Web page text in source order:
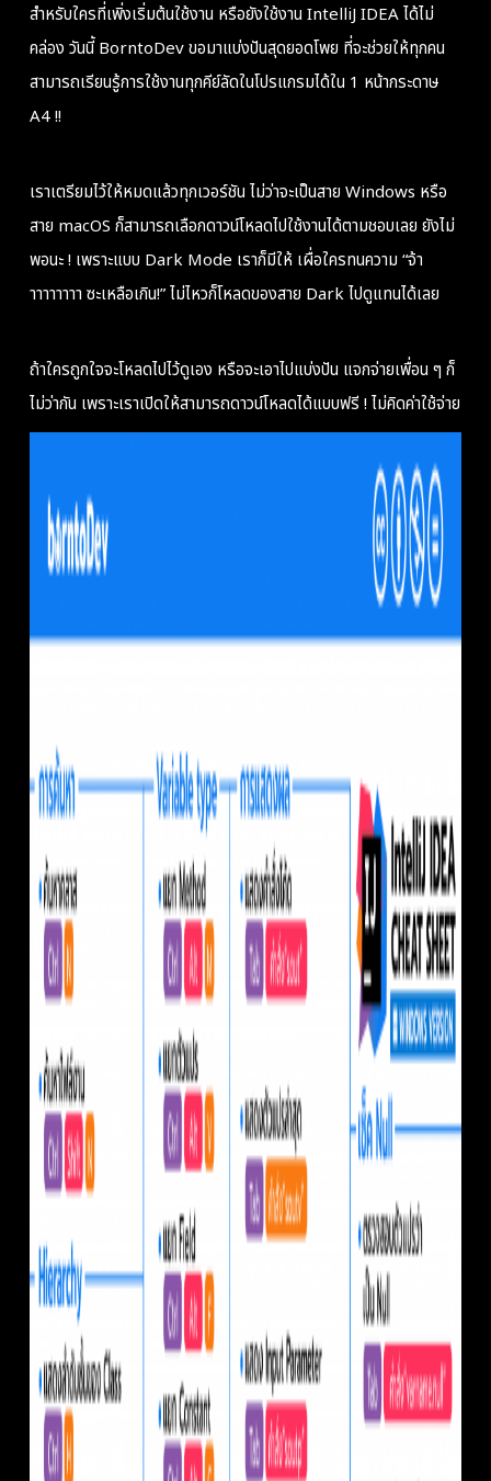
สำหรับใครที่เพิ่งเริ่มต้นใช้งาน หรือยังใช้งาน IntelliJ IDEA ได้ไม่
คล่อง วันนี้ BorntoDev ขอมาแบ่งปันสุดยอดโพย ที่จะช่วยให้ทุกคน
สามารถเรียนรู้การใช้งานทุกคีย์ลัดในโปรแกรมได้ใน 1 หน้ากระดาษ
A4 !!
เราเตรียมไว้ให้หมดแล้วทุกเวอร์ชัน ไม่ว่าจะเป็นสาย Windows หรือ
สาย macOS ก็สามารถเลือกดาวน์โหลดไปใช้งานได้ตามชอบเลย ยังไม่
พอนะ ! เพราะแบบ Dark Mode เราก็มีให้ เผื่อใครทนความ “จ้า
าาาาาาาา ซะเหลือเกิน!” ไม่ไหวก็โหลดของสาย Dark ไปดูแทนได้เลย
ถ้าใครถูกใจจะโหลดไปไว้ดูเอง หรือจะเอาไปแบ่งปัน แจกจ่ายเพื่อน ๆ ก็
ไม่ว่ากัน เพราะเราเปิดให้สามารถดาวน์โหลดได้แบบฟรี ! ไม่คิดค่าใช้จ่าย